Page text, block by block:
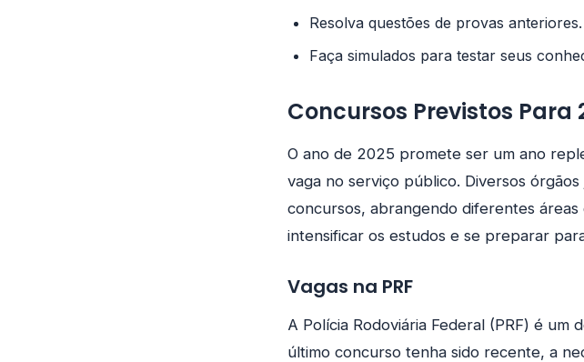
Resolva questões de provas anteriores.
Faça simulados para testar seus
Concursos Previstos Para
O ano de 2025 promete ser um ano
vaga no serviço público. Diversos
concursos, abrangendo diferentes
intensificar os estudos e se preparar
Vagas na PRF
A Polícia Rodoviária Federal (PRF) é um
último concurso tenha sido recente, a